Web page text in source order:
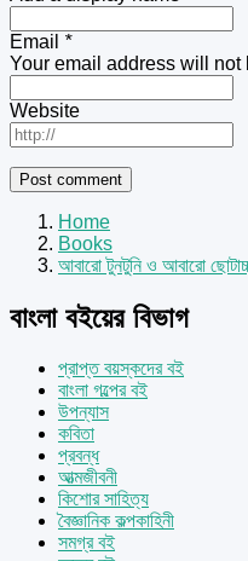
Email *
Your email address will not
Website
Home
Books
আবারো টুনটুনি ও আবারো
বাংলা বইয়ের বিভাগ
প্রাপ্ত বয়স্কদের বই
বাংলা গল্পের বই
উপন্যাস
কবিতা
প্রবন্ধ
আত্মজীবনী
কিশোর সাহিত্য
বৈজ্ঞানিক কল্পকাহিনী
সমগ্র বই